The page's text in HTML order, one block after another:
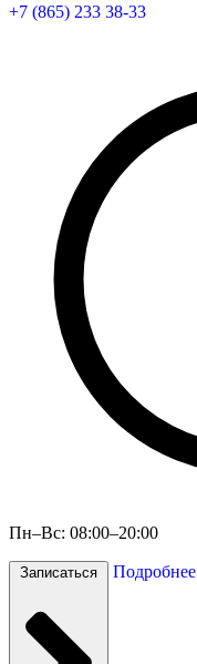
+7 (865) 233 38-33
Пн–Вс: 08:00–20:00
Записаться Подробнее